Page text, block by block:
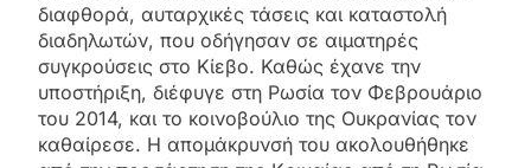
διαφθορά, αυταρχικές τάσεις και καταστολή
διαδηλωτών, που οδήγησαν σε αιματηρές
συγκρούσεις στο Κίεβο. Καθώς έχανε την
υποστήριξη, διέφυγε στη Ρωσία τον Φεβρουάριο
του 2014, και το κοινοβούλιο της Ουκρανίας τον
καθαίρεσε. Η απομάκρυνσή του ακολουθήθηκε